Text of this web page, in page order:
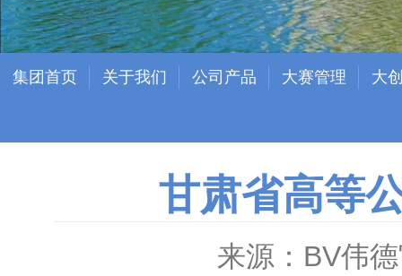
集团首页 关于我们 公司产品 大赛管理 大
甘肃省高等
来源：BV伟